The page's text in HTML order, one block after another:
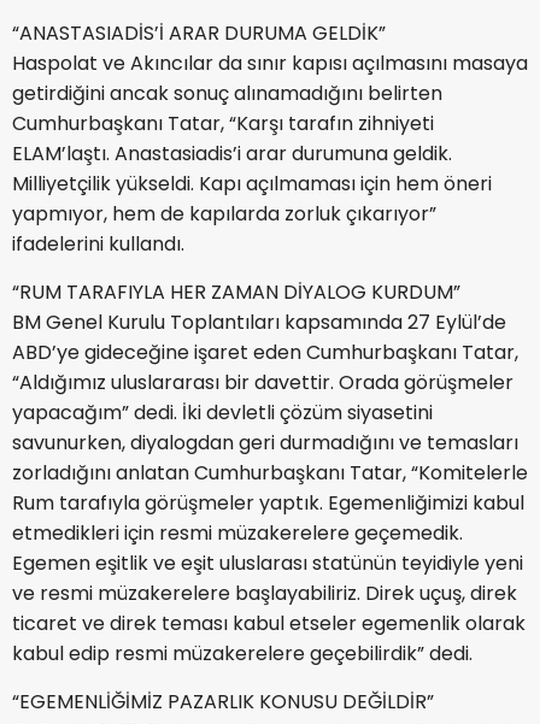
“ANASTASIADİS’İ ARAR DURUMA GELDİK”
Haspolat ve Akıncılar da sınır kapısı açılmasını masaya
getirdiğini ancak sonuç alınamadığını belirten
Cumhurbaşkanı Tatar, “Karşı tarafın zihniyeti
ELAM’laştı. Anastasiadis’i arar durumuna geldik.
Milliyetçilik yükseldi. Kapı açılmaması için hem öneri
yapmıyor, hem de kapılarda zorluk çıkarıyor”
ifadelerini kullandı.
“RUM TARAFIYLA HER ZAMAN DİYALOG KURDUM”
BM Genel Kurulu Toplantıları kapsamında 27 Eylül’de
ABD’ye gideceğine işaret eden Cumhurbaşkanı Tatar,
“Aldığımız uluslararası bir davettir. Orada görüşmeler
yapacağım” dedi. İki devletli çözüm siyasetini
savunurken, diyalogdan geri durmadığını ve temasları
zorladığını anlatan Cumhurbaşkanı Tatar, “Komitelerle
Rum tarafıyla görüşmeler yaptık. Egemenliğimizi kabul
etmedikleri için resmi müzakerelere geçemedik.
Egemen eşitlik ve eşit uluslarası statünün teyidiyle yeni
ve resmi müzakerelere başlayabiliriz. Direk uçuş, direk
ticaret ve direk teması kabul etseler egemenlik olarak
kabul edip resmi müzakerelere geçebilirdik” dedi.
“EGEMENLİĞİMİZ PAZARLIK KONUSU DEĞİLDİR”